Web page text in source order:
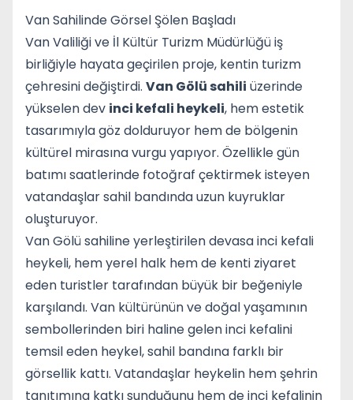
Van Sahilinde Görsel Şölen Başladı
Van Valiliği ve İl Kültür Turizm Müdürlüğü iş
birliğiyle hayata geçirilen proje, kentin turizm
çehresini değiştirdi. Van Gölü sahili üzerinde
yükselen dev inci kefali heykeli, hem estetik
tasarımıyla göz dolduruyor hem de bölgenin
kültürel mirasına vurgu yapıyor. Özellikle gün
batımı saatlerinde fotoğraf çektirmek isteyen
vatandaşlar sahil bandında uzun kuyruklar
oluşturuyor.
Van Gölü sahiline yerleştirilen devasa inci kefali
heykeli, hem yerel halk hem de kenti ziyaret
eden turistler tarafından büyük bir beğeniyle
karşılandı. Van kültürünün ve doğal yaşamının
sembollerinden biri haline gelen inci kefalini
temsil eden heykel, sahil bandına farklı bir
görsellik kattı. Vatandaşlar heykelin hem şehrin
tanıtımına katkı sunduğunu hem de inci kefalinin